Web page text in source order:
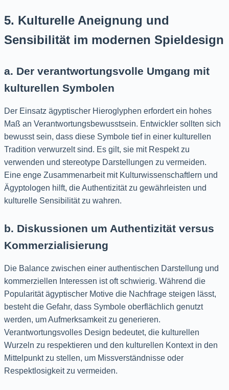
5. Kulturelle Aneignung und
Sensibilität im modernen Spieldesign
a. Der verantwortungsvolle Umgang mit
kulturellen Symbolen
Der Einsatz ägyptischer Hieroglyphen erfordert ein hohes
Maß an Verantwortungsbewusstsein. Entwickler sollten sich
bewusst sein, dass diese Symbole tief in einer kulturellen
Tradition verwurzelt sind. Es gilt, sie mit Respekt zu
verwenden und stereotype Darstellungen zu vermeiden.
Eine enge Zusammenarbeit mit Kulturwissenschaftlern und
Ägyptologen hilft, die Authentizität zu gewährleisten und
kulturelle Sensibilität zu wahren.
b. Diskussionen um Authentizität versus
Kommerzialisierung
Die Balance zwischen einer authentischen Darstellung und
kommerziellen Interessen ist oft schwierig. Während die
Popularität ägyptischer Motive die Nachfrage steigen lässt,
besteht die Gefahr, dass Symbole oberflächlich genutzt
werden, um Aufmerksamkeit zu generieren.
Verantwortungsvolles Design bedeutet, die kulturellen
Wurzeln zu respektieren und den kulturellen Kontext in den
Mittelpunkt zu stellen, um Missverständnisse oder
Respektlosigkeit zu vermeiden.